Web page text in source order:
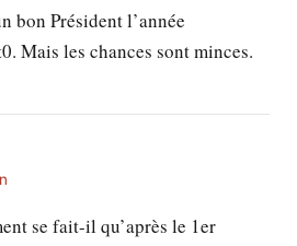
bon Président l’année
Mais les chances sont minces.
se fait-il qu’après le 1er